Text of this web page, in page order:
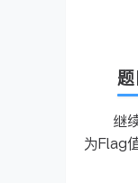
题
继
为Flag